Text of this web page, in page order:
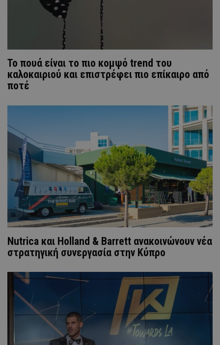
Το πουά είναι το πιο κομψό trend του
καλοκαιριού και επιστρέφει πιο επίκαιρο από
ποτέ
Nutrica και Holland & Barrett ανακοινώνουν νέα
στρατηγική συνεργασία στην Κύπρο